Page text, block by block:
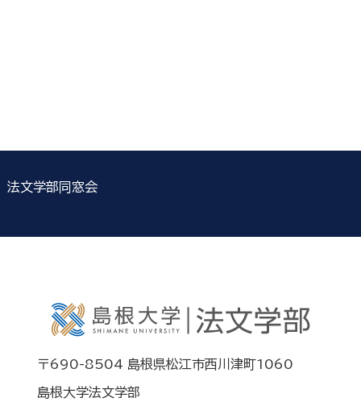
法文学部同窓会
〒690-8504 島根県松江市西川津町1060
島根大学法文学部